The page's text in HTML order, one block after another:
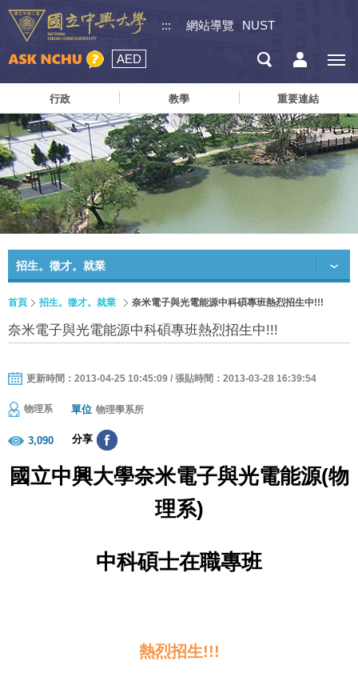
::: 網站導覽 NUST
AED
行政 教學 重要連結
招生。徵才。就業
首頁 招生。徵才。就業 奈米電子與光電能源中科碩專班熱烈招生中!!!
奈米電子與光電能源中科碩專班熱烈招生中!!!
更新時間：2013-04-25 10:45:09 / 張貼時間：2013-03-28 16:39:54
物理系 單位 物理學系所
3,090 分享
國立中興大學奈米電子與光電能源(物
理系)
中科碩士在職專班
熱烈招生!!!